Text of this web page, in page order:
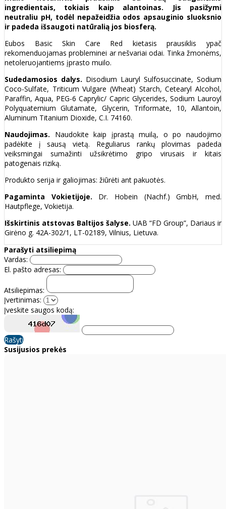
ingredientais, tokiais kaip alantoinas. Jis pasižymi
neutraliu pH, todėl nepažeidžia odos apsauginio sluoksnio
ir padeda išsaugoti natūralią jos biosferą.
Eubos Basic Skin Care Red kietasis prausiklis ypač
rekomenduojamas probleminei ar nešvariai odai. Tinka žmonėms,
netoleruojantiems įprasto muilo.
Sudedamosios dalys. Disodium Lauryl Sulfosuccinate, Sodium
Coco-Sulfate, Triticum Vulgare (Wheat) Starch, Cetearyl Alcohol,
Paraffin, Aqua, PEG-6 Caprylic/ Capric Glycerides, Sodium Lauroyl
Polyquaternium Glutamate, Glycerin, Triformate, 10, Allantoin,
Aluminum Titanium Dioxide, C.I. 74160.
Naudojimas. Naudokite kaip įprastą muilą, o po naudojimo
padėkite į sausą vietą. Reguliarus rankų plovimas padeda
veiksmingai sumažinti užsikrėtimo gripo virusais ir kitais
patogenais riziką.
Produkto serija ir galiojimas: žiūrėti ant pakuotės.
Pagaminta Vokietijoje. Dr. Hobein (Nachf.) GmbH, med.
Hautpflege, Vokietija.
Išskirtinis atstovas Baltijos šalyse. UAB “FD Group”, Dariaus ir
Girėno g. 42A-302/1, LT-02189, Vilnius, Lietuva.
Parašyti atsiliepimą
Vardas:
El. pašto adresas:
Atsiliepimas:
Įvertinimas:
Įveskite saugos kodą:
Rašyti
Susijusios prekės